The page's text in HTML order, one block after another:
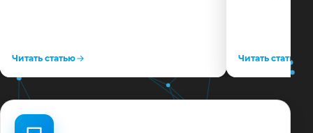
Читать статью Читать статью